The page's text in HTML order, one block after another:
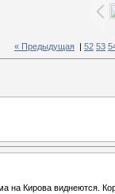
« Предыдущая 52 53
на Кирова виднеются.